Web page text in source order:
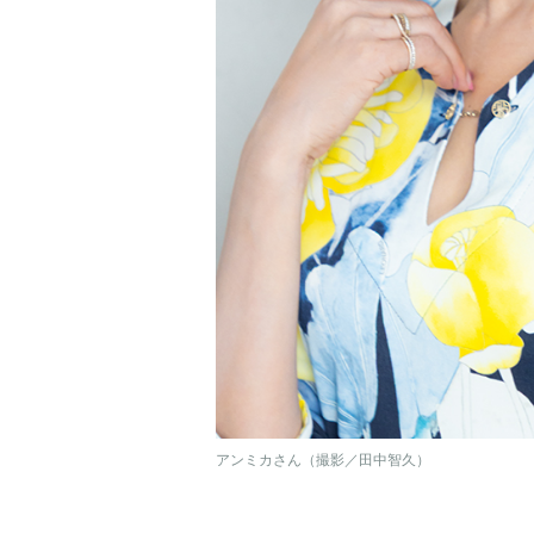
アンミカさん（撮影／田中智久）